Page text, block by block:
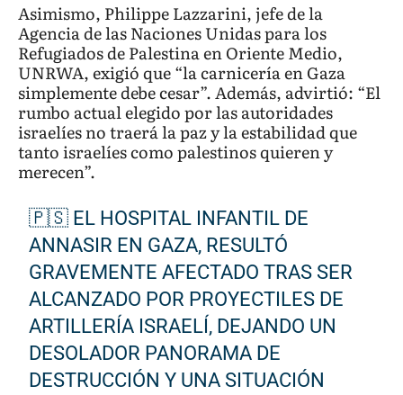
Asimismo, Philippe Lazzarini, jefe de la
Agencia de las Naciones Unidas para los
Refugiados de Palestina en Oriente Medio,
UNRWA, exigió que “la carnicería en Gaza
simplemente debe cesar”. Además, advirtió: “El
rumbo actual elegido por las autoridades
israelíes no traerá la paz y la estabilidad que
tanto israelíes como palestinos quieren y
merecen”.
🇵🇸 EL HOSPITAL INFANTIL DE
ANNASIR EN GAZA, RESULTÓ
GRAVEMENTE AFECTADO TRAS SER
ALCANZADO POR PROYECTILES DE
ARTILLERÍA ISRAELÍ, DEJANDO UN
DESOLADOR PANORAMA DE
DESTRUCCIÓN Y UNA SITUACIÓN